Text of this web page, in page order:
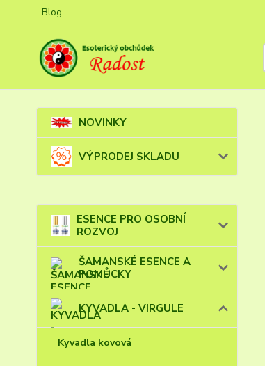
Blog
NOVINKY
VÝPRODEJ SKLADU
ESENCE PRO OSOBNÍ
ROZVOJ
ŠAMANSKÉ ESENCE A
POMŮCKY
KYVADLA - VIRGULE
Kyvadla kovová